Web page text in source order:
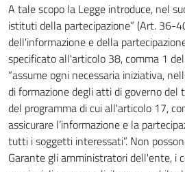
A tale scopo la Legge introduce, nel
istituti della partecipazione” (Art. 36-
dell'informazione e della
specificato all'articolo 38, comma 1
“assume ogni necessaria iniziativa,
di formazione degli atti di governo del
del programma di cui all'articolo 17,
assicurare l’informazione e la
tutti i soggetti interessati”. Non
Garante gli amministratori dell'ente, i